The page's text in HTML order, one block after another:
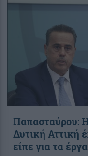
Παπασταύρου:
Δυτική Αττική
είπε για τα